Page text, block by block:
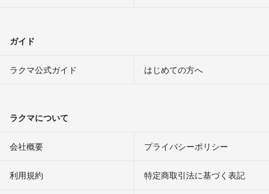
ガイド
ラクマ公式ガイド はじめての方へ
ラクマについて
会社概要 プライバシーポリシー
利用規約 特定商取引法に基づく表記